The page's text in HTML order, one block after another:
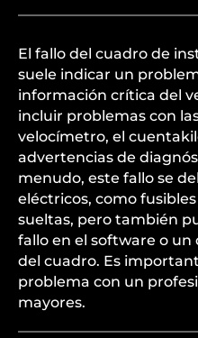
El fallo del cuadro de
suele indicar un
información crítica del
incluir problemas con
velocímetro, el
advertencias de
menudo, este fallo se
eléctricos, como
sueltas, pero también
fallo en el software o
del cuadro. Es
problema con un
mayores.